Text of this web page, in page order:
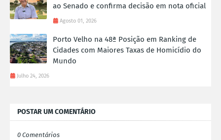
ao Senado e confirma decisão em nota oficial
Agosto 01, 2026
Porto Velho na 48ª Posição em Ranking de
Cidades com Maiores Taxas de Homicídio do
Mundo
Julho 24, 2026
POSTAR UM COMENTÁRIO
0 Comentários